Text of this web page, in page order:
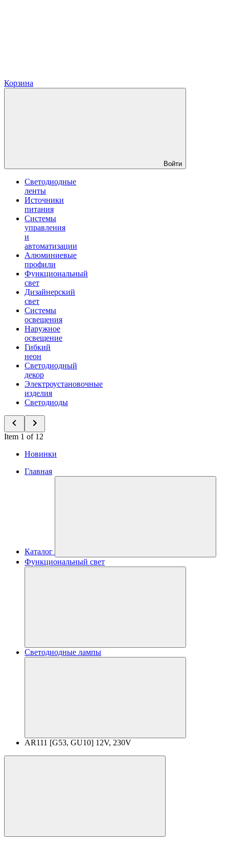
Корзина
Войти
Светодиодные
ленты
Источники
питания
Системы
управления
и
автоматизации
Алюминиевые
профили
Функциональный
свет
Дизайнерский
свет
Системы
освещения
Наружное
освещение
Гибкий
неон
Светодиодный
декор
Электроустановочные
изделия
Светодиоды
Item 1 of 12
Новинки
Главная
Каталог
Функциональный свет
Светодиодные лампы
AR111 [G53, GU10] 12V, 230V